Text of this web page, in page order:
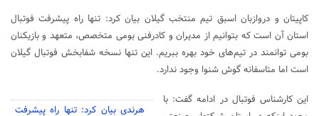
کاپیتان و دروازبان اسبق تیم منتخب گیلان بیان کرد: تنها راه پیشرفت فوتبال
استان آن است که بتوانیم از مدیران و کادرفنی بومی متخصص، متعهد و بازیکنان
بومی توانمند در تیم‌های خود بهره ببریم. این تنها نسخه شفابخش فوتبال گیلان
است اما متاسفانه گوش شنوا وجود ندارد.
هرندی بیان کرد: تنها راه پیشرفت
این کارشناس فوتبال در ادامه گفت: با